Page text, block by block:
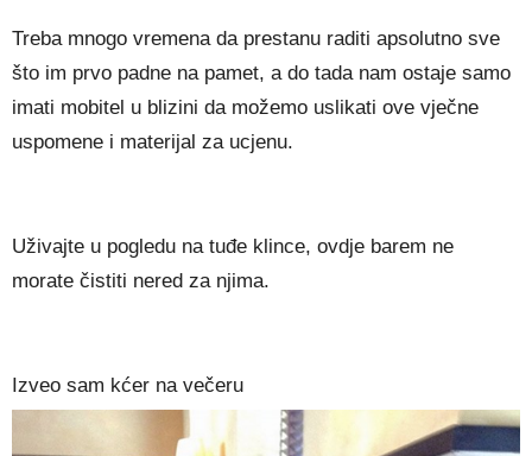
Treba mnogo vremena da prestanu raditi apsolutno sve
što im prvo padne na pamet, a do tada nam ostaje samo
imati mobitel u blizini da možemo uslikati ove vječne
uspomene i materijal za ucjenu.
Uživajte u pogledu na tuđe klince, ovdje barem ne
morate čistiti nered za njima.
Izveo sam kćer na večeru